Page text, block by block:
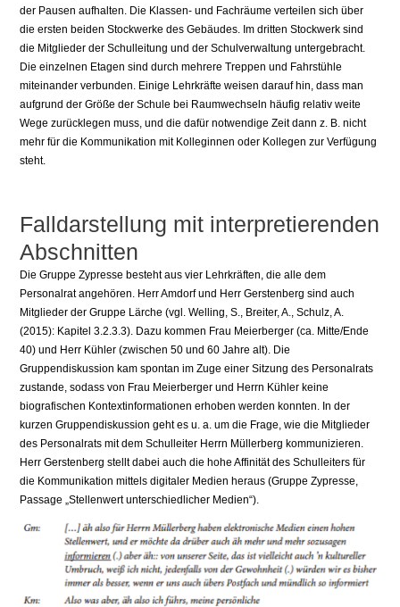
der Pausen aufhalten. Die Klassen- und Fachräume verteilen sich über
die ersten beiden Stockwerke des Gebäudes. Im dritten Stockwerk sind
die Mitglieder der Schulleitung und der Schulverwaltung untergebracht.
Die einzelnen Etagen sind durch mehrere Treppen und Fahrstühle
miteinander verbunden. Einige Lehrkräfte weisen darauf hin, dass man
aufgrund der Größe der Schule bei Raumwechseln häufig relativ weite
Wege zurücklegen muss, und die dafür notwendige Zeit dann z. B. nicht
mehr für die Kommunikation mit Kolleginnen oder Kollegen zur Verfügung
steht.
Falldarstellung mit interpretierenden
Abschnitten
Die Gruppe Zypresse besteht aus vier Lehrkräften, die alle dem
Personalrat angehören. Herr Amdorf und Herr Gerstenberg sind auch
Mitglieder der Gruppe Lärche (vgl. Welling, S., Breiter, A., Schulz, A.
(2015): Kapitel 3.2.3.3). Dazu kommen Frau Meierberger (ca. Mitte/Ende
40) und Herr Kühler (zwischen 50 und 60 Jahre alt). Die
Gruppendiskussion kam spontan im Zuge einer Sitzung des Personalrats
zustande, sodass von Frau Meierberger und Herrn Kühler keine
biografischen Kontextinformationen erhoben werden konnten. In der
kurzen Gruppendiskussion geht es u. a. um die Frage, wie die Mitglieder
des Personalrats mit dem Schulleiter Herrn Müllerberg kommunizieren.
Herr Gerstenberg stellt dabei auch die hohe Affinität des Schulleiters für
die Kommunikation mittels digitaler Medien heraus (Gruppe Zypresse,
Passage „Stellenwert unterschiedlicher Medien“).